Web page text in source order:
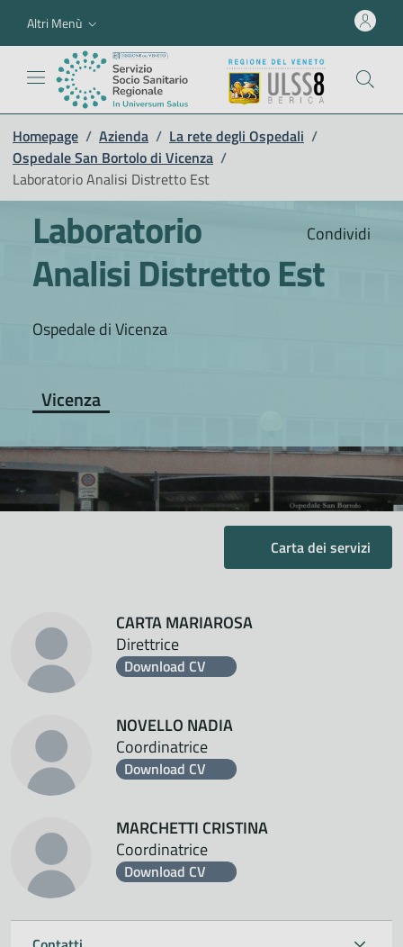
Altri Menù
Homepage / Azienda / La rete degli Ospedali /
Ospedale San Bortolo di Vicenza /
Laboratorio Analisi Distretto Est
Condividi
Laboratorio
Analisi Distretto Est
Ospedale di Vicenza
Vicenza
Carta dei servizi
CARTA MARIAROSA
Direttrice
Download CV
NOVELLO NADIA
Coordinatrice
Download CV
MARCHETTI CRISTINA
Coordinatrice
Download CV